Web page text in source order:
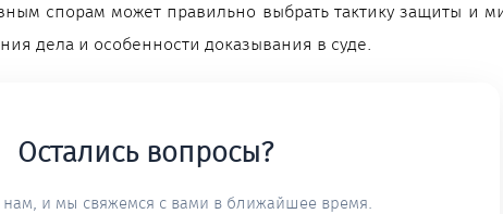
спорам может правильно выбрать тактику защиты и
дела и особенности доказывания в суде.
Остались вопросы?
и мы свяжемся с вами в ближайшее время.